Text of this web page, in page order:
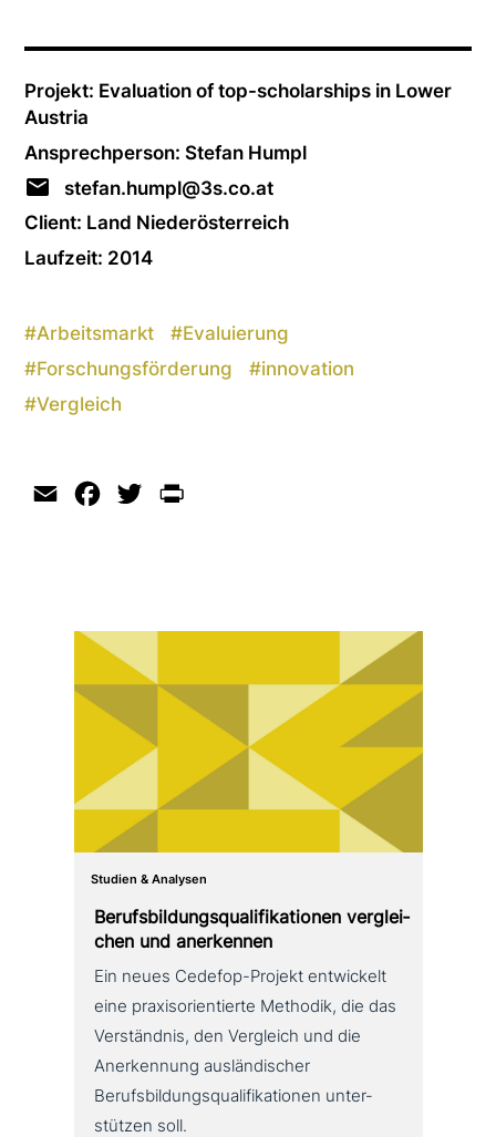
Projekt: Evaluation of top-scho­lar­ships in Lower
Austria
Ansprechperson: Stefan Humpl
stefan.humpl@3s.co.at
Client: Land Niederösterreich
Laufzeit: 2014
#Arbeitsmarkt #Evaluierung
#Forschungsförderung #innovation
#Vergleich
Email Facebook
Twitter
Studien & Analysen
Berufsbildungsqualifikationen ver­glei­
chen und anerkennen
Ein neues Cedefop-Projekt ent­wickelt
eine pra­xis­ori­en­tier­te Methodik, die das
Verständnis, den Vergleich und die
Anerkennung aus­län­di­scher
Berufsbildungsqualifikationen unter­
stüt­zen soll.